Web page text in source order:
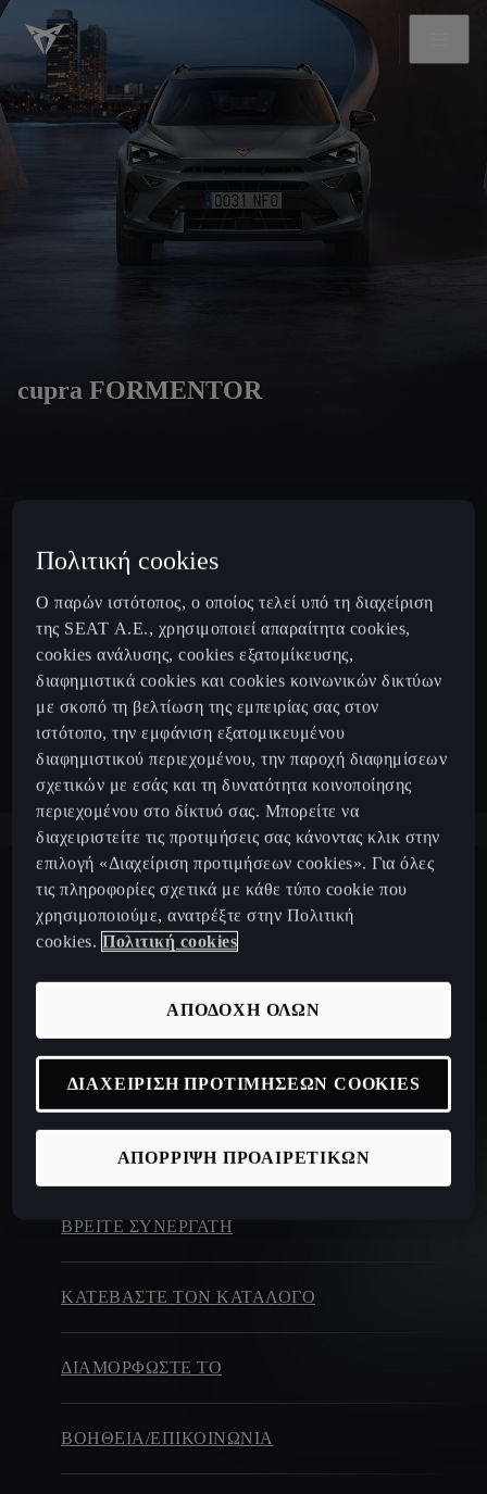
cupra FORMENTOR
ΒΡΕΊΤΕ ΣΥΝΕΡΓΆΤΗ
ΚΑΤΕΒΑΣΤΕ ΤΟΝ ΚΑΤΑΛΟΓΟ
ΔΙΑΜΟΡΦΏΣΤΕ ΤΟ
ΒΟΗΘΕΙΑ/ΕΠΙΚΟΙΝΩΝΙΑ
Πολιτική cookies
Ο παρών ιστότοπος, ο οποίος τελεί υπό τη διαχείριση
της SEAT Α.Ε., χρησιμοποιεί απαραίτητα cookies,
cookies ανάλυσης, cookies εξατομίκευσης,
διαφημιστικά cookies και cookies κοινωνικών δικτύων
με σκοπό τη βελτίωση της εμπειρίας σας στον
ιστότοπο, την εμφάνιση εξατομικευμένου
διαφημιστικού περιεχομένου, την παροχή διαφημίσεων
σχετικών με εσάς και τη δυνατότητα κοινοποίησης
περιεχομένου στο δίκτυό σας. Μπορείτε να
διαχειριστείτε τις προτιμήσεις σας κάνοντας κλικ στην
επιλογή «Διαχείριση προτιμήσεων cookies». Για όλες
τις πληροφορίες σχετικά με κάθε τύπο cookie που
χρησιμοποιούμε, ανατρέξτε στην Πολιτική
cookies. Πολιτική cookies
ΑΠΟΡΡΙΨΗ ΠΡΟΑΙΡΕΤΙΚΩΝ
ΑΠΟΔΟΧΗ ΟΛΩΝ
ΔΙΑΧΕΙΡΙΣΗ ΠΡΟΤΙΜΗΣΕΩΝ COOKIES